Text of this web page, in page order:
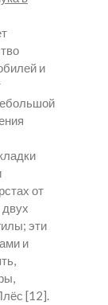
и
от
эти
и
[12].